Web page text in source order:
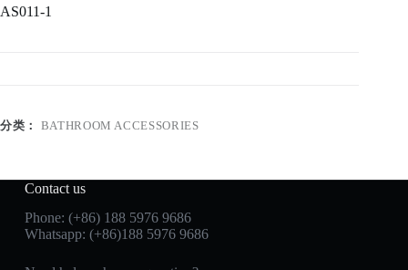
AS011-1
分类： BATHROOM ACCESSORIES
Contact us
Phone: (+86) 188 5976 9686
Whatsapp: (+86)188 5976 9686